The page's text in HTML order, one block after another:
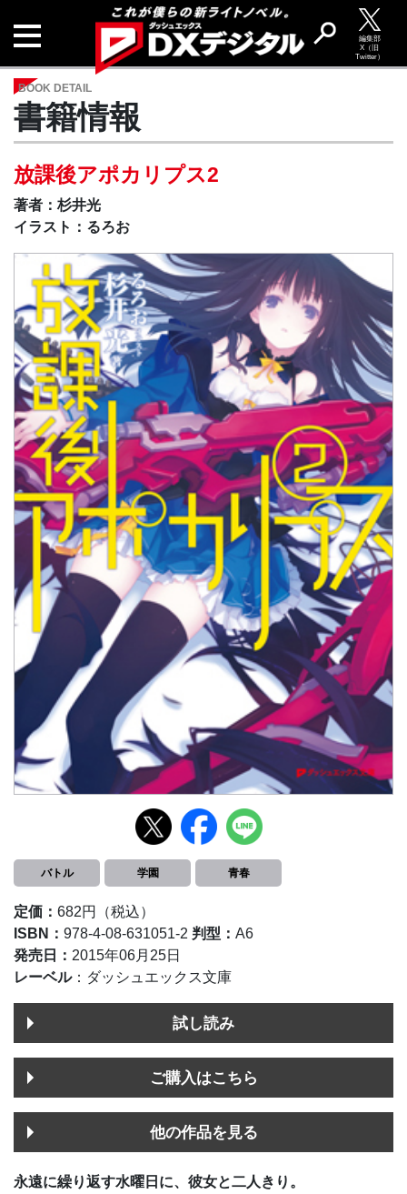
編集部
X（旧
Twitter）
BOOK DETAIL
書籍情報
放課後アポカリプス2
著者：杉井光
イラスト：るろお
バトル 学園 青春
定価： 682円（税込）
ISBN： 978-4-08-631051-2 判型： A6
発売日： 2015年06月25日
レーベル：ダッシュエックス文庫
試し読み
ご購入はこちら
他の作品を見る
永遠に繰り返す水曜日に、彼女と二人きり。